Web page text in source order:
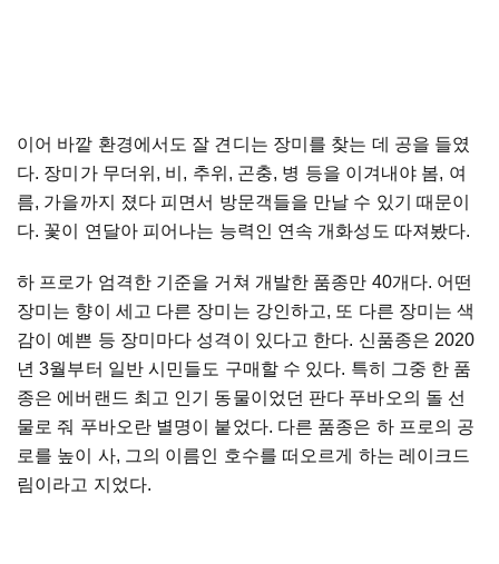
이어 바깥 환경에서도 잘 견디는 장미를 찾는 데 공을 들였
다. 장미가 무더위, 비, 추위, 곤충, 병 등을 이겨내야 봄, 여
름, 가을까지 졌다 피면서 방문객들을 만날 수 있기 때문이
다. 꽃이 연달아 피어나는 능력인 연속 개화성도 따져봤다.
하 프로가 엄격한 기준을 거쳐 개발한 품종만 40개다. 어떤
장미는 향이 세고 다른 장미는 강인하고, 또 다른 장미는 색
감이 예쁜 등 장미마다 성격이 있다고 한다. 신품종은 2020
년 3월부터 일반 시민들도 구매할 수 있다. 특히 그중 한 품
종은 에버랜드 최고 인기 동물이었던 판다 푸바오의 돌 선
물로 줘 푸바오란 별명이 붙었다. 다른 품종은 하 프로의 공
로를 높이 사, 그의 이름인 호수를 떠오르게 하는 레이크드
림이라고 지었다.